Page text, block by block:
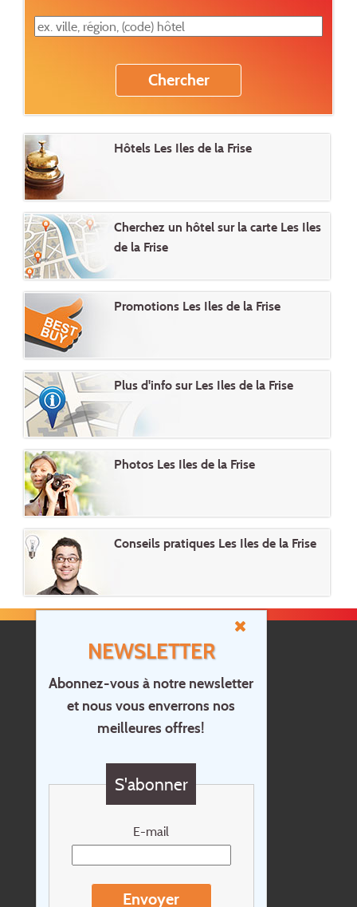
NEWSLETTER
Abonnez-vous à notre newsletter
et nous vous enverrons nos
meilleures offres!
S'abonner
E-mail
Envoyer
Hôtels Les Iles de la Frise
Cherchez un hôtel sur la carte Les Iles
de la Frise
Promotions Les Iles de la Frise
Plus d'info sur Les Iles de la Frise
Photos Les Iles de la Frise
Conseils pratiques Les Iles de la Frise
Accueil
Contact
Questions?
Newsletter
Conditions de voyage